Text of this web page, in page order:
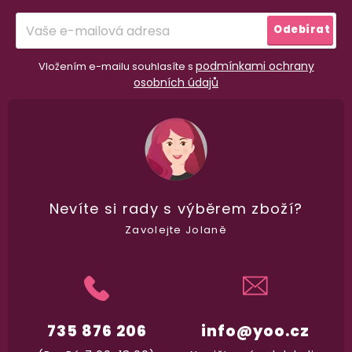
Vložením e-mailu souhlasíte s podmínkami ochrany
osobních údajů
Odebírat
info@yoo.cz
735 876 206
Nevíte si rady s výběrem zboží?
Zavolejte Jolaně